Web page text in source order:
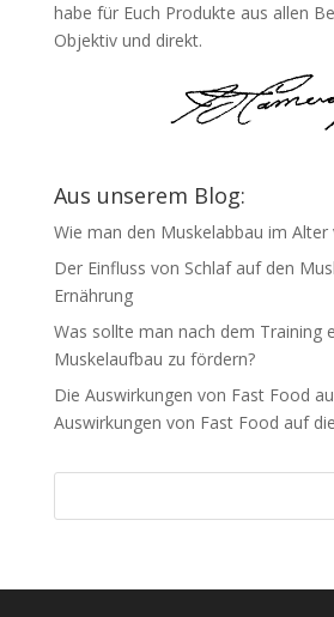
habe für Euch Produkte aus allen
Objektiv und direkt.
Aus unserem Blog:
Wie man den Muskelabbau im Alter
Der Einfluss von Schlaf auf den
Ernährung
Was sollte man nach dem Training
Muskelaufbau zu fördern?
Die Auswirkungen von Fast Food
Auswirkungen von Fast Food auf